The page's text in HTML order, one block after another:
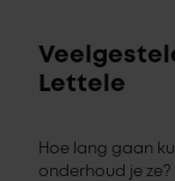
Lettele
Hoe lang gaan
onderhoud je ze?